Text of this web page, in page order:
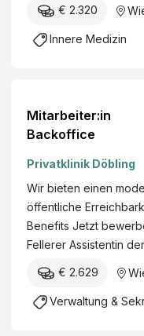
€ 2.320
Innere Medizin
Mitarbeiter:in
Backoffice
Privatklinik Döbling
Wir bieten einen
öffentliche
Benefits Jetzt
Fellerer Assistentin
€ 2.629
Verwaltung &